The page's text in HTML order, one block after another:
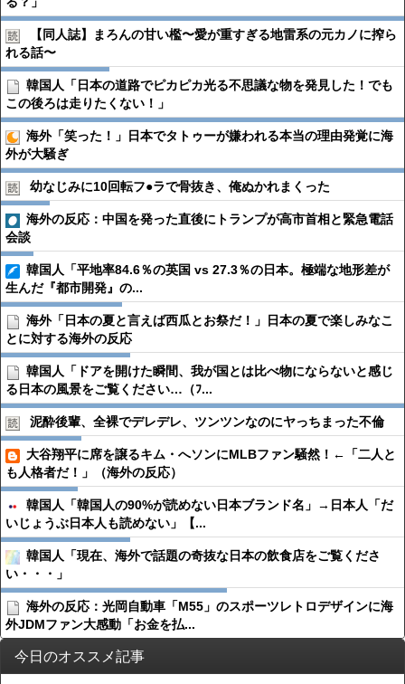
【同人誌】まろんの甘い檻〜愛が重すぎる地雷系の元カノに搾ら
れる話〜
韓国人「日本の道路でピカピカ光る不思議な物を発見した！でも
この後ろは走りたくない！」
海外「笑った！」日本でタトゥーが嫌われる本当の理由発覚に海
外が大騒ぎ
幼なじみに10回転フ●︎ラで骨抜き、俺ぬかれまくった
海外の反応：中国を発った直後にトランプが高市首相と緊急電話
会談
韓国人「平地率84.6％の英国 vs 27.3％の日本。極端な地形差が
生んだ『都市開発』の...
海外「日本の夏と言えば西瓜とお祭だ！」日本の夏で楽しみなこ
とに対する海外の反応
韓国人「ドアを開けた瞬間、我が国とは比べ物にならないと感じ
る日本の風景をご覧ください…（ﾌ...
泥酔後輩、全裸でデレデレ、ツンツンなのにヤっちまった不倫
大谷翔平に席を譲るキム・へソンにMLBファン騒然！←「二人と
も人格者だ！」（海外の反応）
韓国人「韓国人の90%が読めない日本ブランド名」→日本人「だ
いじょうぶ日本人も読めない」【...
韓国人「現在、海外で話題の奇抜な日本の飲食店をご覧くださ
い・・・」
海外の反応：光岡自動車「M55」のスポーツレトロデザインに海
外JDMファン大感動「お金を払...
今日のオススメ記事